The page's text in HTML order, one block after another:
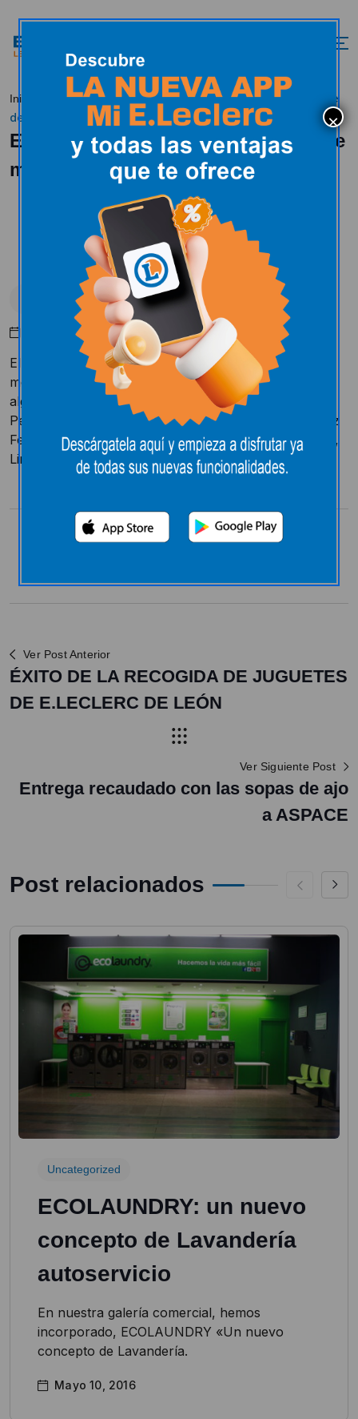
Inicio Uncategorized
E.Leclerc León Celebró su desfile
de moda
E.Leclerc León Celebró su desfile de
moda
Uncategorized
Mayo 10, 2016
El centro comercial E Leclerc celebró un desfile de
modelos en sus instalaciones, con la participación de
algunos de los más firmes valores del Centro de
Personalización de Imagen (CPI), como Jenifer López
Ferreiro, Linda de Castilla y León y Karina Simeonova,
Linda de Castilla-La Mancha
Ver Post Anterior
ÉXITO DE LA RECOGIDA DE JUGUETES
DE E.LECLERC DE LEÓN
Ver Siguiente Post
Entrega recaudado con las sopas de ajo
a ASPACE
Post relacionados
Uncategorized
ECOLAUNDRY: un nuevo
concepto de Lavandería
autoservicio
En nuestra galería comercial, hemos
incorporado, ECOLAUNDRY «Un nuevo
concepto de Lavandería.
Mayo 10, 2016